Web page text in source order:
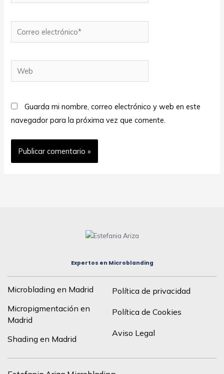
Correo
electrónico*
Web
Guarda mi nombre, correo electrónico y web en este
navegador para la próxima vez que comente.
Expertos en Microblanding
Microblading en Madrid
Micropigmentación en
Madrid
Shading en Madrid
Política de privacidad
Política de Cookies
Aviso Legal